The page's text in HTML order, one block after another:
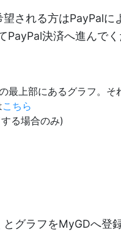
される方はPayPal
決済へ進んでく
最上部にあるグラフ。そ
こちら
る場合のみ)
グラフをMyGDへ登